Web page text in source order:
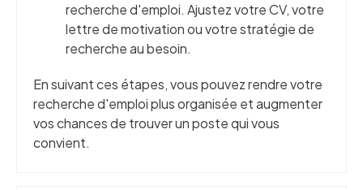
recherche d'emploi. Ajustez votre CV, votre
lettre de motivation ou votre stratégie de
recherche au besoin.
En suivant ces étapes, vous pouvez rendre votre
recherche d'emploi plus organisée et augmenter
vos chances de trouver un poste qui vous
convient.